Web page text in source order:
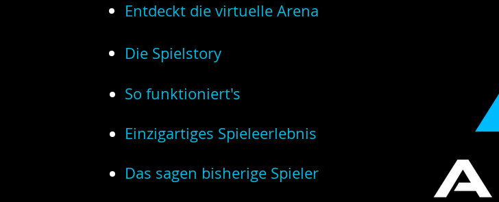
Entdeckt die virtuelle Arena
Die Spielstory
So funktioniert's
Einzigartiges Spieleerlebnis
Das sagen bisherige Spieler